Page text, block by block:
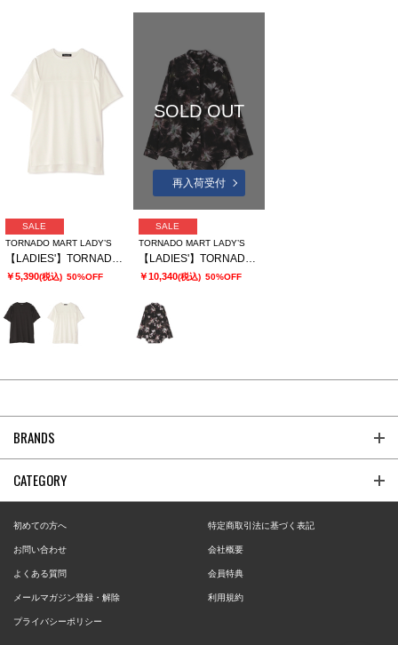
SALE
TORNADO MART LADY’S
【LADIES'】TORNADO MART∴スリットオーバーカットソー
￥5,390(税込) 50%OFF
SOLD OUT
再入荷受付
SALE
TORNADO MART LADY’S
【LADIES'】TORNADO MART∴APERTAプリントオーバーブラウス
￥10,340(税込) 50%OFF
BRANDS
CATEGORY
初めての方へ 特定商取引法に基づく表記
お問い合わせ 会社概要
よくある質問 会員特典
メールマガジン登録・解除 利用規約
プライバシーポリシー